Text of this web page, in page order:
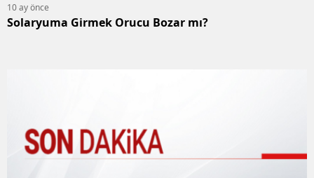
10 ay önce
Solaryuma Girmek Orucu Bozar mı?